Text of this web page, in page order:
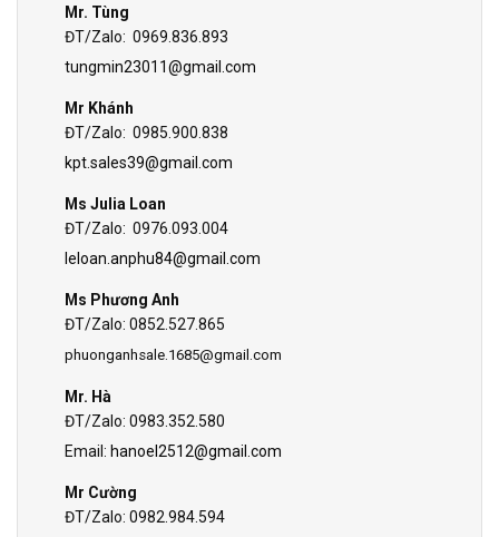
Mr. Tùng
ĐT/Zalo: 0969.836.893
tungmin23011@gmail.com
Mr Khánh
ĐT/Zalo: 0985.900.838
kpt.sales39@gmail.com
Ms Julia Loan
ĐT/Zalo: 0976.093.004
leloan.anphu84@gmail.com
Ms Phương Anh
ĐT/Zalo: 0852.527.865
phuonganhsale.1685@gmail.com
Mr. Hà
ĐT/Zalo: 0983.352.580
Email: hanoel2512@gmail.com
Mr Cường
ĐT/Zalo: 0982.984.594